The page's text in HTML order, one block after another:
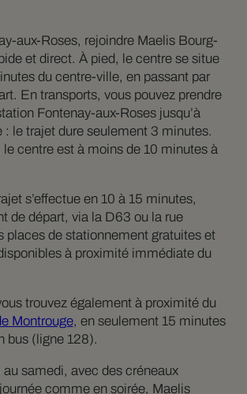
aux-Roses, rejoindre Maelis Bourg-
et direct. À pied, le centre se situe
du centre-ville, en passant par
En transports, vous pouvez prendre
Fontenay-aux-Roses jusqu’à
: le trajet dure seulement 3 minutes.
le centre est à moins de 10 minutes à
s’effectue en 10 à 15 minutes,
de départ, via la D63 ou la rue
places de stationnement gratuites et
à proximité immédiate du
trouvez également à proximité du
Montrouge, en seulement 15 minutes
bus (ligne 128).
au samedi, avec des créneaux
comme en soirée, Maelis